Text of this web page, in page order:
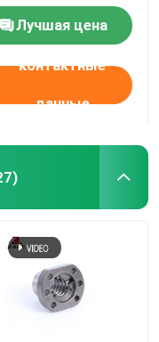
Лучшая цена
контактные
данные